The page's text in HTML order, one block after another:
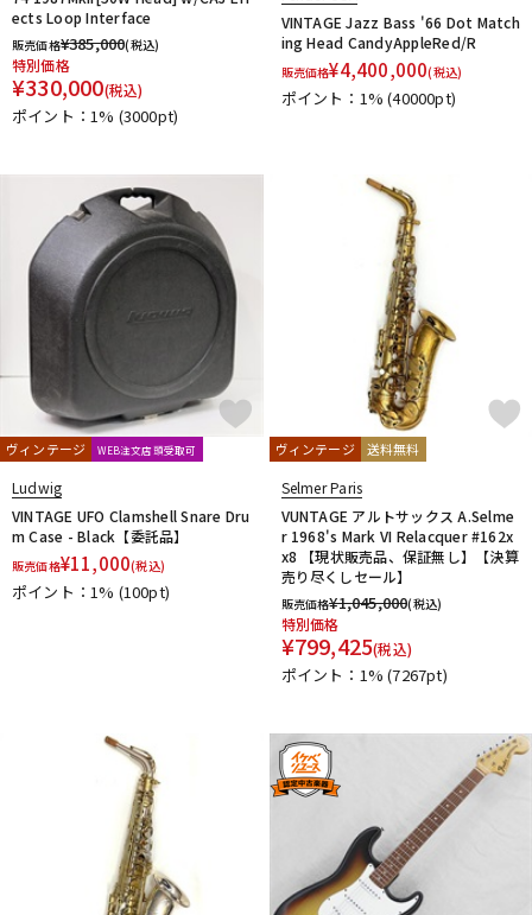
ects Loop Interface
販売価格¥385,000(税込)
特別価格
¥330,000(税込)
ポイント：1% (3000pt)
VINTAGE Jazz Bass '66 Dot Match
ing Head CandyAppleRed/R
販売価格¥4,400,000(税込)
ポイント：1%(40000pt)
ヴィンテージ WEB注文店頭受取可
Ludwig
VINTAGE UFO Clamshell Snare Dru
m Case - Black【委託品】
販売価格¥11,000(税込)
ポイント：1% (100pt)
ヴィンテージ 送料無料
Selmer Paris
VUNTAGE アルトサックス A.Selme
r 1968's Mark VI Relacquer #162x
x8 【現状販売品、保証無し】【決算
売り尽くしセール】
販売価格¥1,045,000(税込)
特別価格
¥799,425(税込)
ポイント：1%(7267pt)